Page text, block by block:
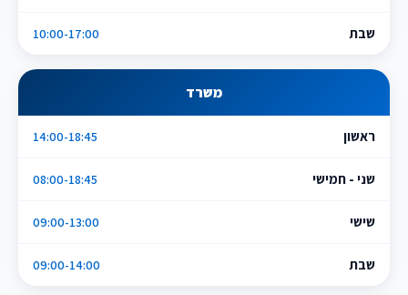
שבת 10:00-17:00
משרד
ראשון 14:00-18:45
שני - חמישי 08:00-18:45
שישי 09:00-13:00
שבת 09:00-14:00